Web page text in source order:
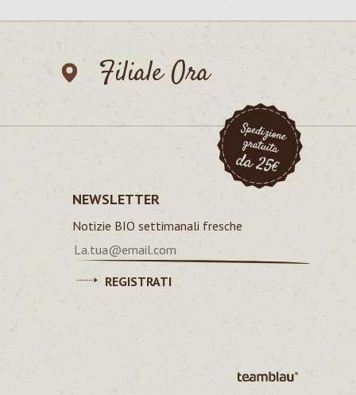
Filiale Ora
NEWSLETTER
Notizie BIO settimanali fresche
REGISTRATI